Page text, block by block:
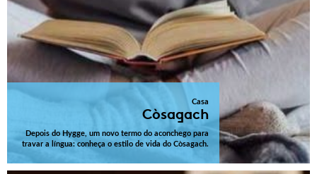
Casa
Còsagach
Depois do Hygge, um novo termo do aconchego para
travar a língua: conheça o estilo de vida do Còsagach.